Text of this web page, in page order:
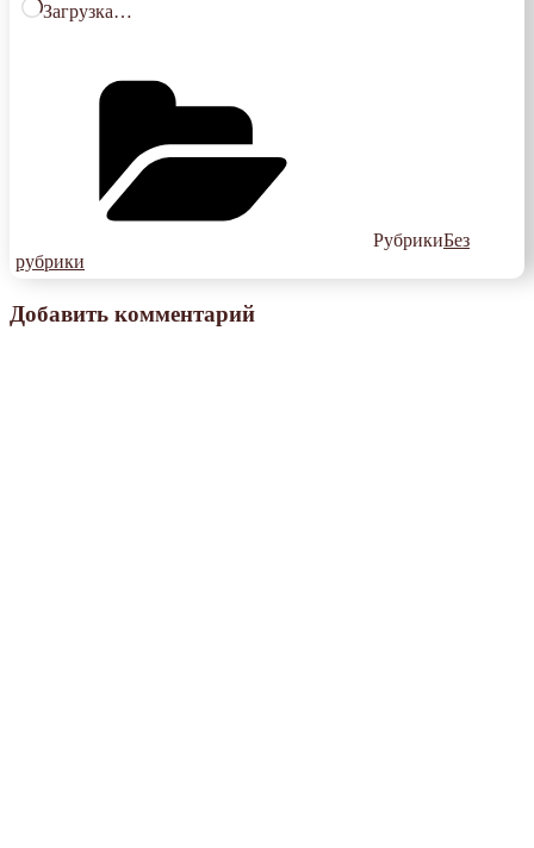
Загрузка…
РубрикиБез
рубрики
Добавить комментарий